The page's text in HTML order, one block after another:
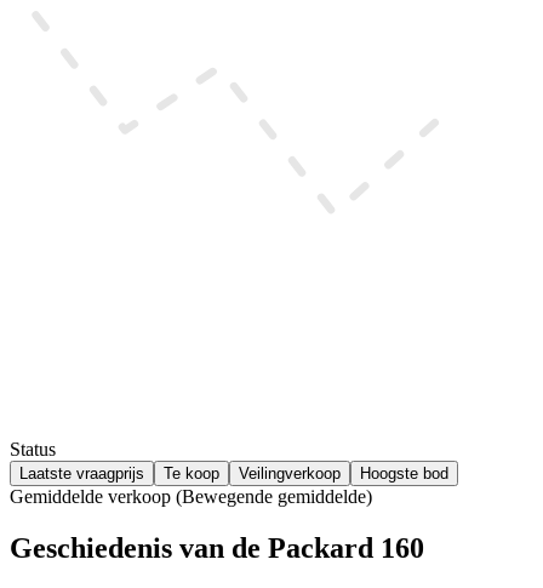
Status
Laatste vraagprijs Te koop Veilingverkoop Hoogste bod
Gemiddelde verkoop (Bewegende gemiddelde)
Geschiedenis van de Packard 160